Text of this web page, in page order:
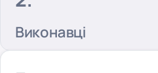
Виконавці